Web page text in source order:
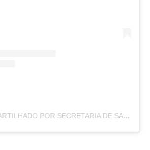
UM POST COMPARTILHADO POR SECRETARIA DE SAÚDE | URUSSANGA (@SAUDEURUSSANGA)